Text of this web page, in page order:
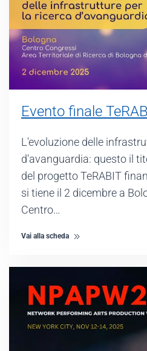
Evento finale
L'evoluzione delle
d'avanguardia: questo il
del progetto TeRABIT
si tiene il 2 dicembre a
Centro…
Vai alla scheda